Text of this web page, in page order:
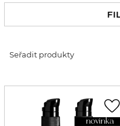
Seřadit produkty
novinka
favorite_border